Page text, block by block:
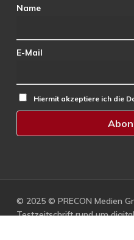
Name
E-Mail
Hiermit akzeptiere ich die
© 2025 © PRECON Medien
Testzeitschrift rund um